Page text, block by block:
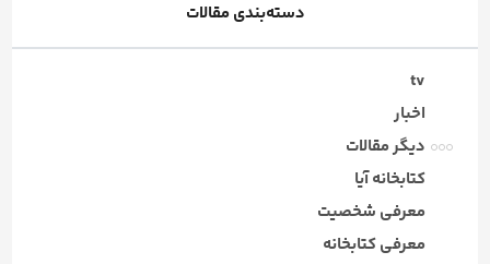
دسته‌بندی مقالات
tv
اخبار
دیگر مقالات
کتابخانه آیا
معرفی شخصیت
معرفی کتابخانه